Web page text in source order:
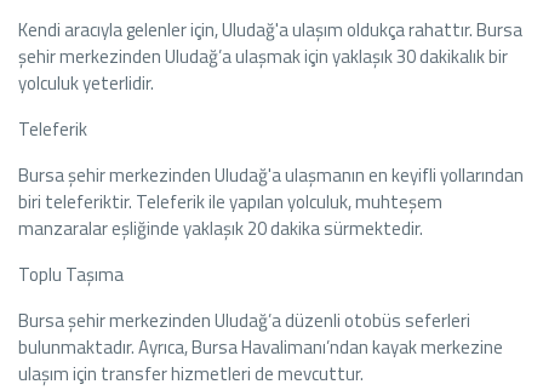
Kendi aracıyla gelenler için, Uludağ'a ulaşım oldukça rahattır. Bursa
şehir merkezinden Uludağ’a ulaşmak için yaklaşık 30 dakikalık bir
yolculuk yeterlidir.
Teleferik
Bursa şehir merkezinden Uludağ'a ulaşmanın en keyifli yollarından
biri teleferiktir. Teleferik ile yapılan yolculuk, muhteşem
manzaralar eşliğinde yaklaşık 20 dakika sürmektedir.
Toplu Taşıma
Bursa şehir merkezinden Uludağ’a düzenli otobüs seferleri
bulunmaktadır. Ayrıca, Bursa Havalimanı’ndan kayak merkezine
ulaşım için transfer hizmetleri de mevcuttur.